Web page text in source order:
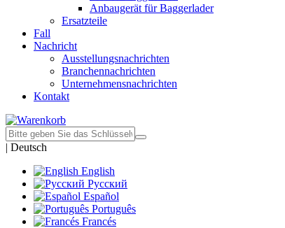
Anbaugerät für Baggerlader
Ersatzteile
Fall
Nachricht
Ausstellungsnachrichten
Branchennachrichten
Unternehmensnachrichten
Kontakt
| Deutsch
English
Русский
Español
Português
Francés